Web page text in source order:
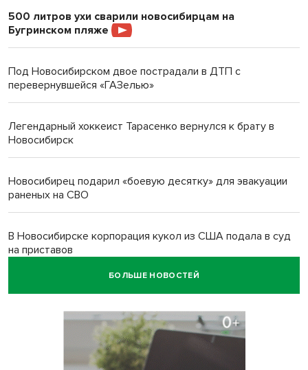
500 литров ухи сварили новосибирцам на
Бугринском пляже
Под Новосибирском двое пострадали в ДТП с
перевернувшейся «ГАЗелью»
Легендарный хоккеист Тарасенко вернулся к брату в
Новосибирск
Новосибирец подарил «боевую десятку» для эвакуации
раненых на СВО
В Новосибирске корпорация кукол из США подала в суд
на приставов
БОЛЬШЕ НОВОСТЕЙ